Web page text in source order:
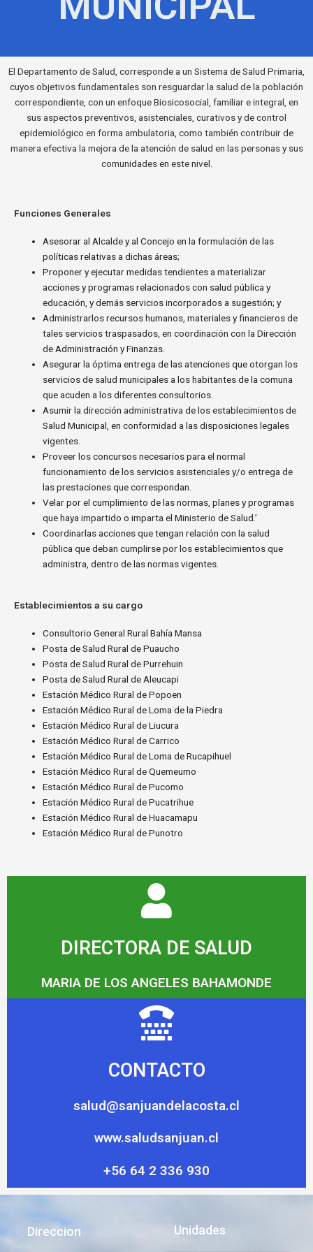
El Departamento de Salud, corresponde a un Sistema de Salud Primaria,
cuyos objetivos fundamentales son resguardar la salud de la población
correspondiente, con un enfoque Biosicosocial, familiar e integral, en
sus aspectos preventivos, asistenciales, curativos y de control
epidemiológico en forma ambulatoria, como también contribuir de
manera efectiva la mejora de la atención de salud en las personas y sus
comunidades en este nivel.
Funciones Generales
Asesorar al Alcalde y al Concejo en la formulación de las
políticas relativas a dichas áreas;
Proponer y ejecutar medidas tendientes a materializar
acciones y programas relacionados con salud pública y
educación, y demás servicios incorporados a sugestión; y
Administrarlos recursos humanos, materiales y financieros de
tales servicios traspasados, en coordinación con la Dirección
de Administración y Finanzas.
Asegurar la óptima entrega de las atenciones que otorgan los
servicios de salud municipales a los habitantes de la comuna
que acuden a los diferentes consultorios.
Asumir la dirección administrativa de los establecimientos de
Salud Municipal, en conformidad a las disposiciones legales
vigentes.
Proveer los concursos necesarios para el normal
funcionamiento de los servicios asistenciales y/o entrega de
las prestaciones que correspondan.
Velar por el cumplimiento de las normas, planes y programas
que haya impartido o imparta el Ministerio de Salud.’
Coordinarlas acciones que tengan relación con la salud
pública que deban cumplirse por los establecimientos que
administra, dentro de las normas vigentes.
Establecimientos a su cargo
Consultorio General Rural Bahía Mansa
Posta de Salud Rural de Puaucho
Posta de Salud Rural de Purrehuin
Posta de Salud Rural de Aleucapi
Estación Médico Rural de Popoen
Estación Médico Rural de Loma de la Piedra
Estación Médico Rural de Liucura
Estación Médico Rural de Carrico
Estación Médico Rural de Loma de Rucapihuel
Estación Médico Rural de Quemeumo
Estación Médico Rural de Pucomo
Estación Médico Rural de Pucatrihue
Estación Médico Rural de Huacamapu
Estación Médico Rural de Punotro
DIRECTORA DE SALUD
MARIA DE LOS ANGELES BAHAMONDE
CONTACTO
salud@sanjuandelacosta.cl
www.saludsanjuan.cl
+56 64 2 336 930
Direccion Unidades